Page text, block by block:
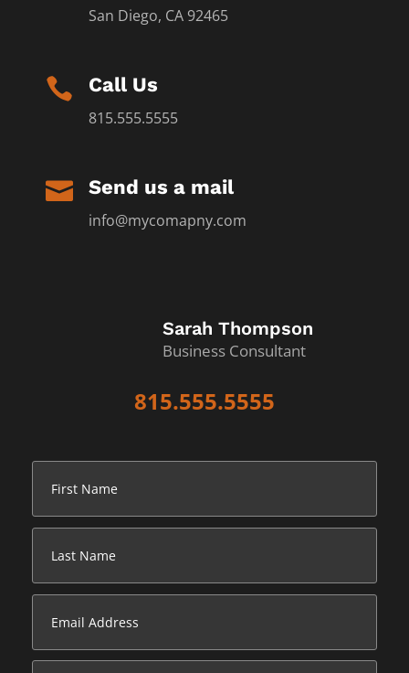
San Diego, CA 92465
 Call Us
815.555.5555
 Send us a mail
info@mycomapny.com
Sarah Thompson
Business Consultant
815.555.5555